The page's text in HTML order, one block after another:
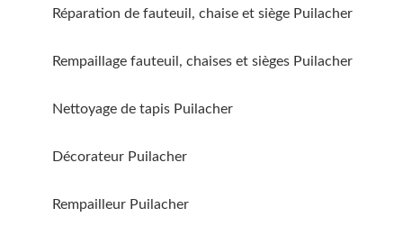
Réparation de fauteuil, chaise et siège Puilacher
Rempaillage fauteuil, chaises et sièges Puilacher
Nettoyage de tapis Puilacher
Décorateur Puilacher
Rempailleur Puilacher